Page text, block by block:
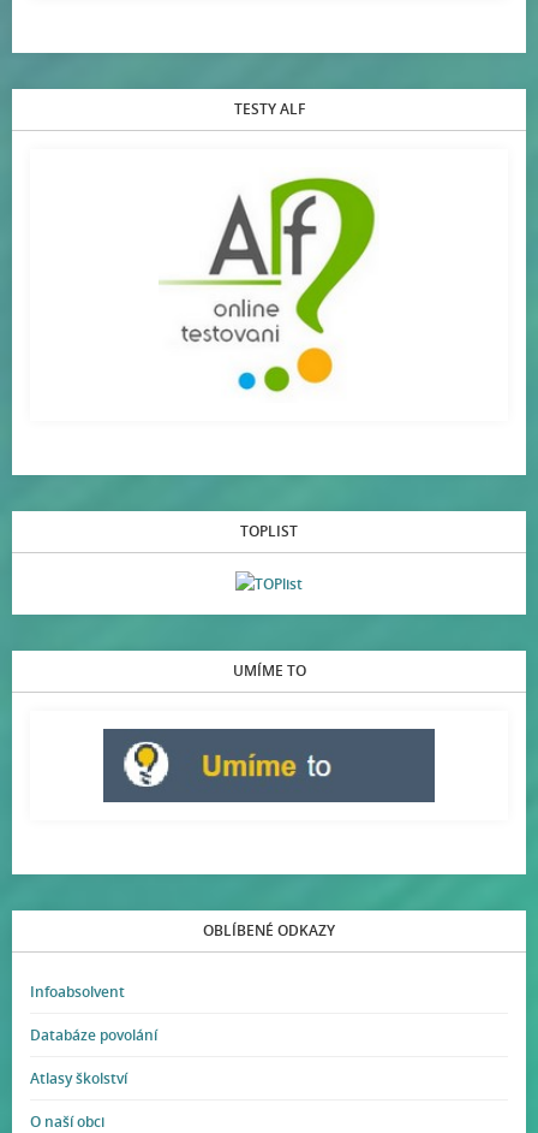
TESTY ALF
TOPLIST
UMÍME TO
OBLÍBENÉ ODKAZY
Infoabsolvent
Databáze povolání
Atlasy školství
O naší obci